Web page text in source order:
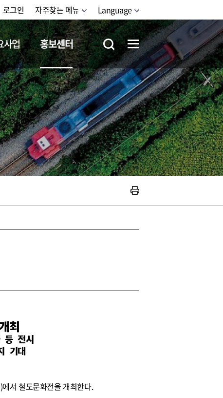
로그인 자주찾는 메뉴 Language
사업 홍보센터
철도체험
최
전시
기대
서 철도문화전을 개최한다.